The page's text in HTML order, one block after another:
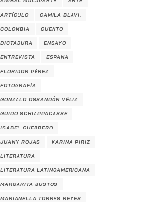
ARTÍCULO CAMILA BLAVI.
COLOMBIA CUENTO
DICTADURA ENSAYO
ENTREVISTA ESPAÑA
FLORIDOR PÉREZ
FOTOGRAFÍA
GONZALO OSSANDÓN VÉLIZ
GUIDO SCHIAPPACASSE
ISABEL GUERRERO
JUANY ROJAS KARINA PIRIZ
LITERATURA
LITERATURA LATINOAMERICANA
MARGARITA BUSTOS
MARIANELLA TORRES REYES